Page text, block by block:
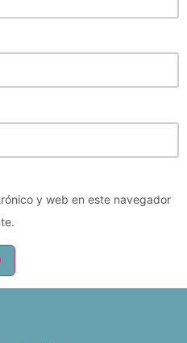
y web en este navegador